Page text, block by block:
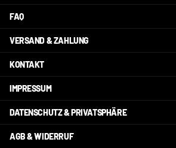
FAQ
VERSAND & ZAHLUNG
KONTAKT
IMPRESSUM
DATENSCHUTZ & PRIVATSPHÄRE
AGB & WIDERRUF